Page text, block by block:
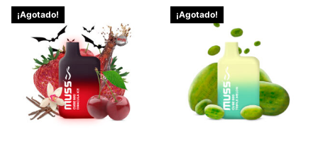
¡Agotado! ¡Agotado!